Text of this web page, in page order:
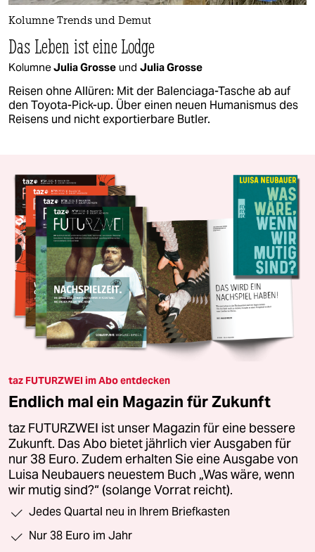
Kolumne Trends und Demut
Das Leben ist eine Lodge
KolumneJulia Grosse und Julia Grosse
Reisen ohne Allüren: Mit der Balenciaga-Tasche ab auf
den Toyota-Pick-up. Über einen neuen Humanismus des
Reisens und nicht exportierbare Butler.
taz FUTURZWEI im Abo entdecken
Endlich mal ein Magazin für Zukunft
taz FUTURZWEI ist unser Magazin für eine bessere
Zukunft. Das Abo bietet jährlich vier Ausgaben für
nur 38 Euro. Zudem erhalten Sie eine Ausgabe von
Luisa Neubauers neuestem Buch „Was wäre, wenn
wir mutig sind?“ (solange Vorrat reicht).
Jedes Quartal neu in Ihrem Briefkasten
Nur 38 Euro im Jahr